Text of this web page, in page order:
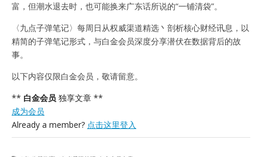
富，但潮水退去时，也可能换来广东话所说的“一铺清袋”。
〈九点子弹笔记〉每周日从权威渠道精选丶剖析核心财经讯息，以
精简的子弹笔记形式，与白金会员深度分享潜伏在数据背后的故
事。
以下内容仅限白金会员，敬请留意。
** 白金会员 独享文章 **
成为会员
Already a member? 点击这里登入